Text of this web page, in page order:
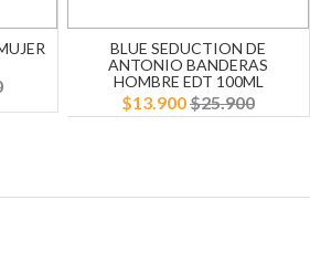
BLUE SEDUCTION DE
ANTONIO BANDERAS
HOMBRE EDT 100ML
$13.900$25.900